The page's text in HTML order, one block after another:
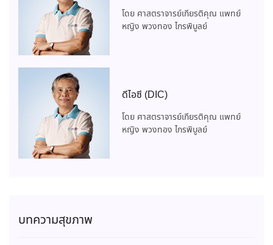
โดย ศาสตราจารย์เกียรติคุณ แพทย์
หญิง พวงทอง ไกรพิบูลย์
ดีไอซี (DIC)
โดย ศาสตราจารย์เกียรติคุณ แพทย์
หญิง พวงทอง ไกรพิบูลย์
บทความสุขภาพ